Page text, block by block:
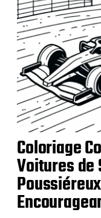
Coloriage
Voitures de